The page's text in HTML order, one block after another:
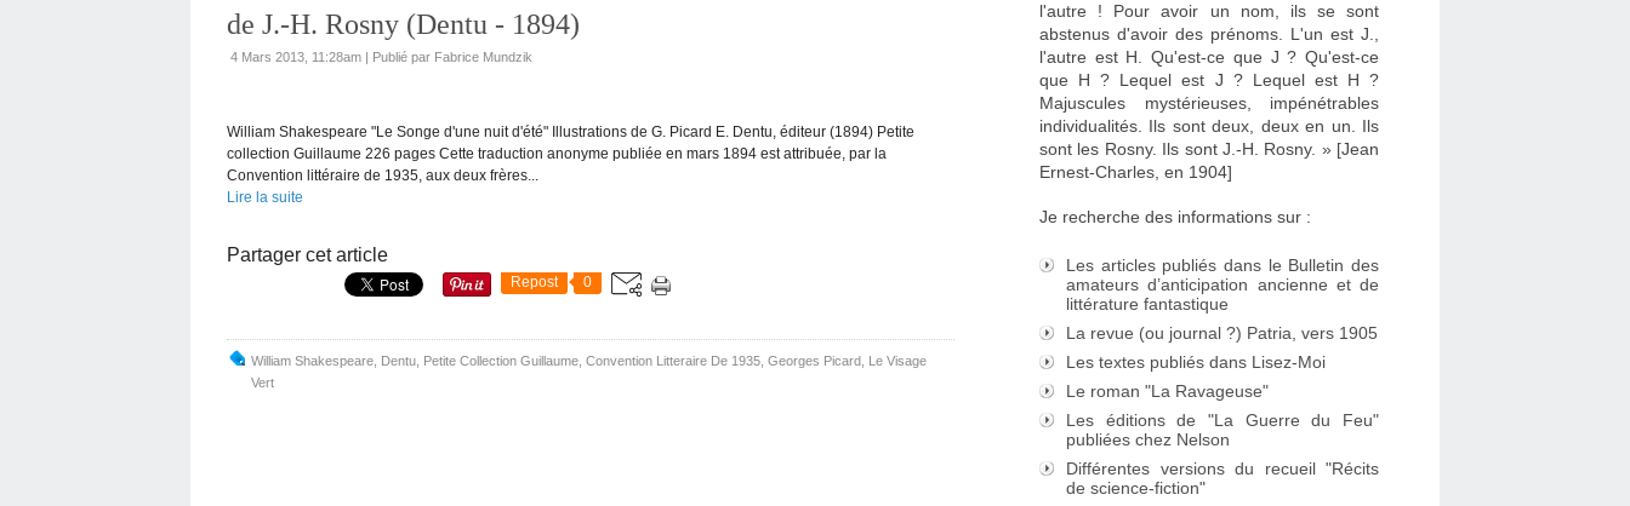
de J.-H. Rosny (Dentu - 1894)
4 Mars 2013, 11:28am | Publié par Fabrice Mundzik
William Shakespeare "Le Songe d'une nuit d'été" Illustrations de G. Picard E. Dentu, éditeur (1894) Petite
collection Guillaume 226 pages Cette traduction anonyme publiée en mars 1894 est attribuée, par la
Convention littéraire de 1935, aux deux frères...
Lire la suite
Partager cet article
Repost 0
William Shakespeare Dentu Petite Collection Guillaume Convention Litteraire De 1935 Georges Picard Le Visage
Vert
l'autre ! Pour avoir un nom, ils se sont
abstenus d'avoir des prénoms. L'un est J.,
l'autre est H. Qu'est-ce que J ? Qu'est-ce
que H ? Lequel est J ? Lequel est H ?
Majuscules mystérieuses, impénétrables
individualités. Ils sont deux, deux en un. Ils
sont les Rosny. Ils sont J.-H. Rosny. » [Jean
Ernest-Charles, en 1904]
Je recherche des informations sur :
Les articles publiés dans le Bulletin des
amateurs d’anticipation ancienne et de
littérature fantastique
La revue (ou journal ?) Patria, vers 1905
Les textes publiés dans Lisez-Moi
Le roman "La Ravageuse"
Les éditions de "La Guerre du Feu"
publiées chez Nelson
Différentes versions du recueil "Récits
de science-fiction"